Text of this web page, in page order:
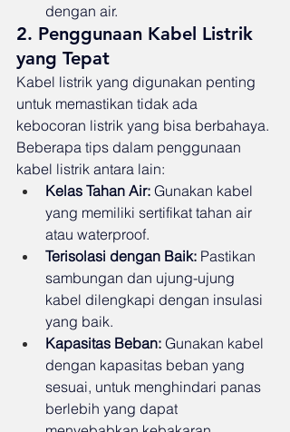
dengan air.
2. Penggunaan Kabel Listrik
yang Tepat
Kabel listrik yang digunakan penting
untuk memastikan tidak ada
kebocoran listrik yang bisa berbahaya.
Beberapa tips dalam penggunaan
kabel listrik antara lain:
Kelas Tahan Air: Gunakan kabel
yang memiliki sertifikat tahan air
atau waterproof.
Terisolasi dengan Baik: Pastikan
sambungan dan ujung-ujung
kabel dilengkapi dengan insulasi
yang baik.
Kapasitas Beban: Gunakan kabel
dengan kapasitas beban yang
sesuai, untuk menghindari panas
berlebih yang dapat